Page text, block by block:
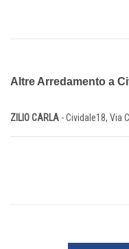
Altre Arredamento a
ZILIO CARLA - Cividale18, Via